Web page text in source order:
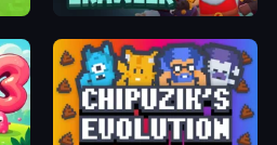
Crypt Crawler